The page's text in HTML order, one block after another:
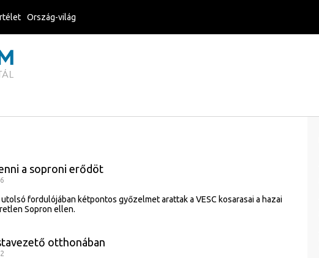
a soproni erődöt
fordulójában kétpontos győzelmet arattak a VESC kosarasai a hazai
Sopron ellen.
otthonában
Ország-világ